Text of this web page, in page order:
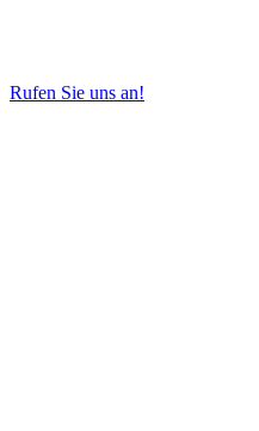
Rufen Sie uns an!